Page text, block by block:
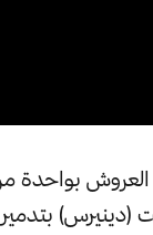
بواحدة